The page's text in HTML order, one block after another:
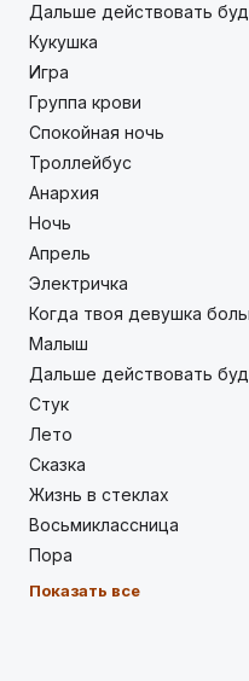
Дальше действовать
Кукушка
Игра
Группа крови
Спокойная ночь
Троллейбус
Анархия
Ночь
Апрель
Электричка
Когда твоя девушка
Малыш
Дальше действовать
Стук
Лето
Сказка
Жизнь в стеклах
Восьмиклассница
Пора
Показать все